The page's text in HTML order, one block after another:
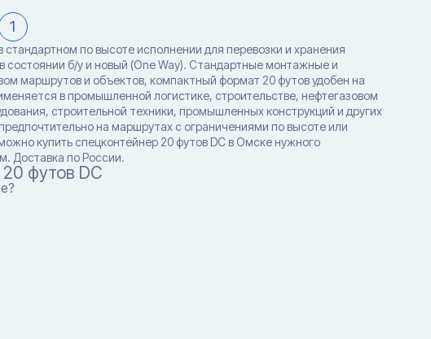
1
по высоте исполнении для перевозки и хранения
состоянии б/у и новый (One Way). Стандартные монтажные и
маршрутов и объектов, компактный формат 20 футов удобен на
в промышленной логистике, строительстве, нефтегазовом
строительной техники, промышленных конструкций и других
на маршрутах с ограничениями по высоте или
купить спецконтейнер 20 футов DC в Омске нужного
Доставка по России.
футов DC